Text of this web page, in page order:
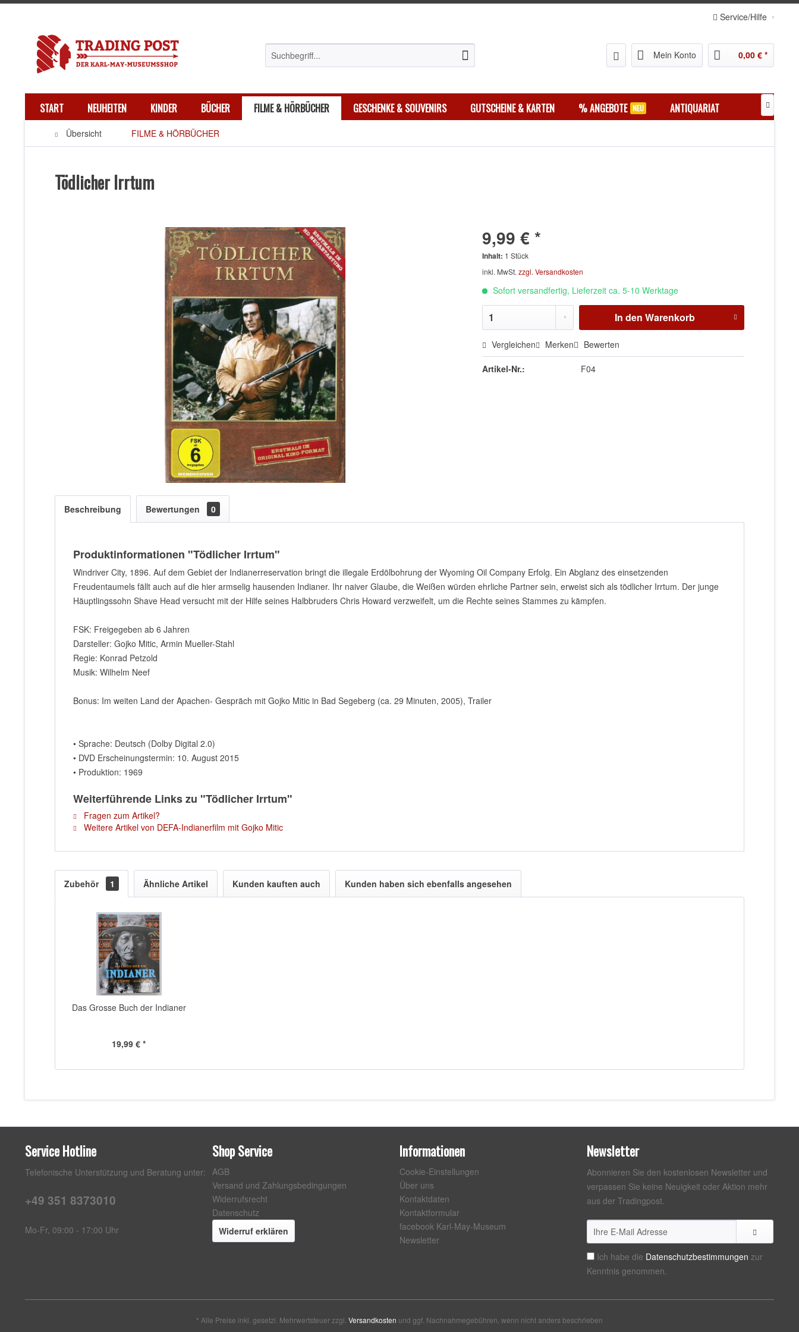
Service/Hilfe
Mein Konto 0,00 € *
START NEUHEITEN KINDER BÜCHER FILME & HÖRBÜCHER GESCHENKE & SOUVENIRS GUTSCHEINE & KARTEN % ANGEBOTE ANTIQUARIAT 
Übersicht FILME & HÖRBÜCHER
Tödlicher Irrtum
9,99 € *
Inhalt: 1 Stück
inkl. MwSt.zzgl. Versandkosten
Sofort versandfertig, Lieferzeit ca. 5-10 Werktage
In den Warenkorb
Vergleichen Merken Bewerten
Artikel-Nr.: F04
Beschreibung Bewertungen 0
Produktinformationen "Tödlicher Irrtum"
Windriver City, 1896. Auf dem Gebiet der Indianerreservation bringt die illegale Erdölbohrung der Wyoming Oil Company Erfolg. Ein Abglanz des einsetzenden
Freudentaumels fällt auch auf die hier armselig hausenden Indianer. Ihr naiver Glaube, die Weißen würden ehrliche Partner sein, erweist sich als tödlicher Irrtum. Der junge
Häuptlingssohn Shave Head versucht mit der Hilfe seines Halbbruders Chris Howard verzweifelt, um die Rechte seines Stammes zu kämpfen.
FSK: Freigegeben ab 6 Jahren
Darsteller: Gojko Mitic, Armin Mueller-Stahl
Regie: Konrad Petzold
Musik: Wilhelm Neef
Bonus: Im weiten Land der Apachen- Gespräch mit Gojko Mitic in Bad Segeberg (ca. 29 Minuten, 2005), Trailer
• Sprache: Deutsch (Dolby Digital 2.0)
• DVD Erscheinungstermin: 10. August 2015
• Produktion: 1969
Weiterführende Links zu "Tödlicher Irrtum"
Fragen zum Artikel?
Weitere Artikel von DEFA-Indianerfilm mit Gojko Mitic
Zubehör 1 Ähnliche Artikel Kunden kauften auch Kunden haben sich ebenfalls angesehen
Das Grosse Buch der Indianer
19,99 € *
Service Hotline
Telefonische Unterstützung und Beratung unter:
+49 351 8373010
Mo-Fr, 09:00 - 17:00 Uhr
Shop Service
AGB
Versand und Zahlungsbedingungen
Widerrufsrecht
Datenschutz
Widerruf erklären
Informationen
Cookie-Einstellungen
Über uns
Kontaktdaten
Kontaktformular
facebook Karl-May-Museum
Newsletter
Newsletter
Abonnieren Sie den kostenlosen Newsletter und
verpassen Sie keine Neuigkeit oder Aktion mehr
aus der Tradingpost.
Ich habe die Datenschutzbestimmungen zur
Kenntnis genommen.
* Alle Preise inkl. gesetzl. Mehrwertsteuer zzgl. Versandkosten und ggf. Nachnahmegebühren, wenn nicht anders beschrieben